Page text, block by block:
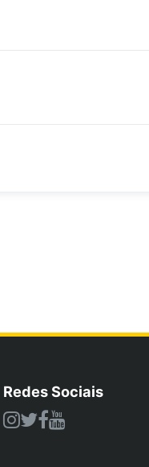
Redes Sociais